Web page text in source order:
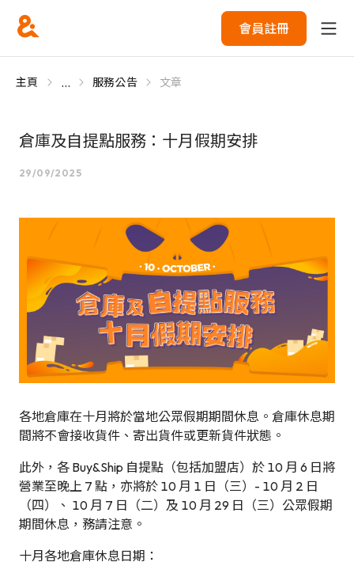
會員註冊
主頁 ... 服務公告 文章
倉庫及自提點服務：十月假期安排
29/09/2025
各地倉庫在十月將於當地公眾假期期間休息。倉庫休息期
間將不會接收貨件、寄出貨件或更新貨件狀態。
此外，各 Buy&Ship 自提點（包括加盟店）於 10 月 6 日將
營業至晚上 7 點，亦將於 10 月 1 日（三）- 10 月 2 日
（四）、 10 月 7 日（二）及 10 月 29 日（三）公眾假期
期間休息，務請注意。
十月各地倉庫休息日期：